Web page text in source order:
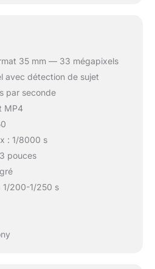
35 mm — 33 mégapixels
avec détection de sujet
par seconde
MP4
: 1/8000 s
pouces
1/200-1/250 s